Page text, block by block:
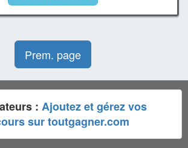
Prem. page
: Ajoutez et gérez vos
sur toutgagner.com